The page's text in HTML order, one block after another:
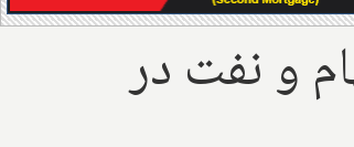
و نفت در